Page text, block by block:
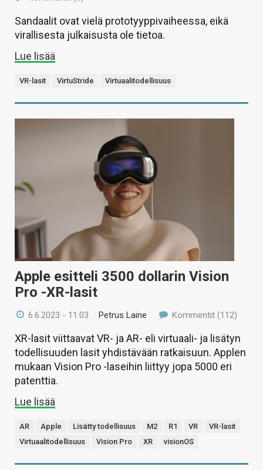
Sandaalit ovat vielä prototyyppivaiheessa, eikä
virallisesta julkaisusta ole tietoa.
Lue lisää
VR-lasit VirtuStride Virtuaalitodellisuus
Apple esitteli 3500 dollarin Vision
Pro -XR-lasit
6.6.2023 - 11:03 /Petrus Laine Kommentit (112)
XR-lasit viittaavat VR- ja AR- eli virtuaali- ja lisätyn
todellisuuden lasit yhdistävään ratkaisuun. Applen
mukaan Vision Pro -laseihin liittyy jopa 5000 eri
patenttia.
Lue lisää
AR Apple Lisätty todellisuus M2 R1 VR
VR-lasit
Virtuaalitodellisuus
Vision Pro XR visionOS